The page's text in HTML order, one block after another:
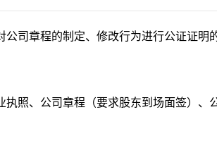
司章程的制定、修改行为进行公证证明
照、公司章程（要求股东到场面签）、